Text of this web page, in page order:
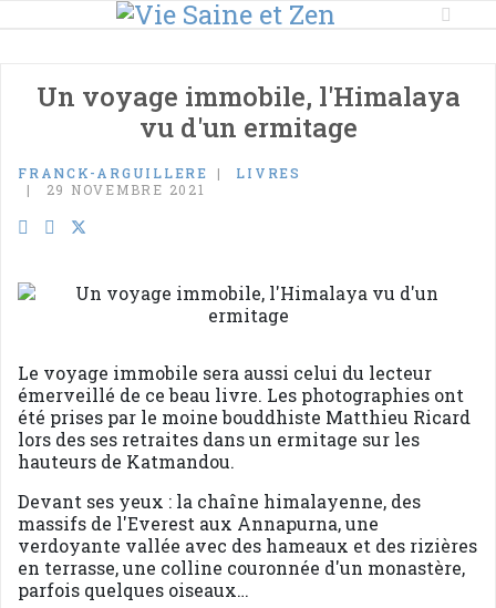
Un voyage immobile, l'Himalaya
vu d'un ermitage
FRANCK-ARGUILLERE
LIVRES
29 NOVEMBRE 2021
Le voyage immobile sera aussi celui du lecteur
émerveillé de ce beau livre. Les photographies ont
été prises par le moine bouddhiste Matthieu Ricard
lors des ses retraites dans un ermitage sur les
hauteurs de Katmandou.
Devant ses yeux : la chaîne himalayenne, des
massifs de l'Everest aux Annapurna, une
verdoyante vallée avec des hameaux et des rizières
en terrasse, une colline couronnée d'un monastère,
parfois quelques oiseaux…